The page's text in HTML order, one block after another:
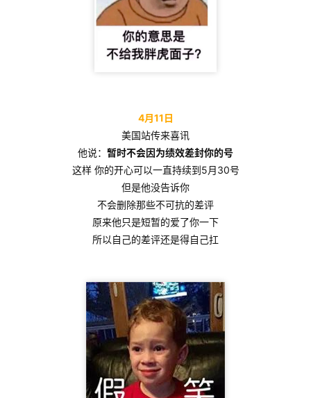
4月11日
美国站传来喜讯
他说： 暂时不会因为绩效差封你的号
这样 你的开心可以一直持续到5月30号
但是他没告诉你
不会删除那些不可抗的差评
原来他只是短暂的爱了你一下
所以自己的差评还是得自己扛